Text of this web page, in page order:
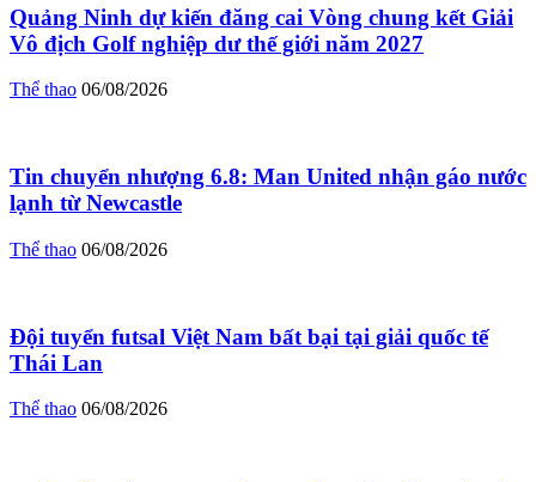
Quảng Ninh dự kiến đăng cai Vòng chung kết Giải
Vô địch Golf nghiệp dư thế giới năm 2027
Thể thao 06/08/2026
Tin chuyển nhượng 6.8: Man United nhận gáo nước
lạnh từ Newcastle
Thể thao 06/08/2026
Đội tuyển futsal Việt Nam bất bại tại giải quốc tế
Thái Lan
Thể thao 06/08/2026